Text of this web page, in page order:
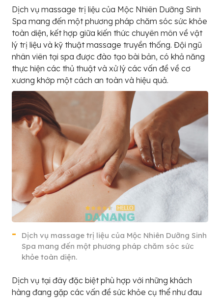
Dịch vụ massage trị liệu của Mộc Nhiên Dưỡng Sinh
Spa mang đến một phương pháp chăm sóc sức khỏe
toàn diện, kết hợp giữa kiến thức chuyên môn về vật
lý trị liệu và kỹ thuật massage truyền thống. Đội ngũ
nhân viên tại spa được đào tạo bài bản, có khả năng
thực hiện các thủ thuật và xử lý các vấn đề về cơ
xương khớp một cách an toàn và hiệu quả.
Dịch vụ massage trị liệu của Mộc Nhiên Dưỡng Sinh
Spa mang đến một phương pháp chăm sóc sức
khỏe toàn diện.
Dịch vụ tại đây đặc biệt phù hợp với những khách
hàng đang gặp các vấn đề sức khỏe cụ thể như đau